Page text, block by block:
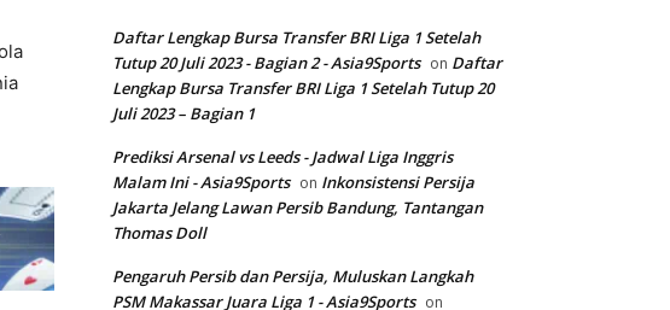
Daftar Lengkap Bursa Transfer BRI Liga 1 Setelah
Tutup 20 Juli 2023 - Bagian 2 - Asia9Sports on Daftar
Lengkap Bursa Transfer BRI Liga 1 Setelah Tutup 20
Juli 2023 – Bagian 1
Prediksi Arsenal vs Leeds - Jadwal Liga Inggris
Malam Ini - Asia9Sports on Inkonsistensi Persija
Jakarta Jelang Lawan Persib Bandung, Tantangan
Thomas Doll
Pengaruh Persib dan Persija, Muluskan Langkah
PSM Makassar Juara Liga 1 - Asia9Sports on